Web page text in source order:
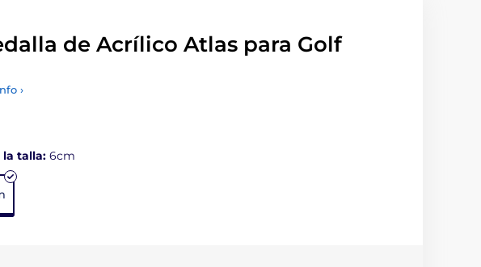
de Acrílico Atlas para Golf
›
la talla: 6cm